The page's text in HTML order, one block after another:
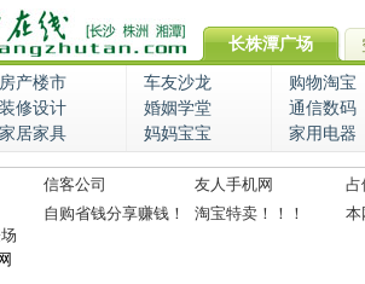
长株潭广场
房产楼市 车友沙龙
购物淘宝
装修设计 婚姻学堂
通信数码
家居家具 妈妈宝宝 家用电器
信客公司 友人手机网
占
自购省钱分享赚钱！
淘宝特卖！！！ 本